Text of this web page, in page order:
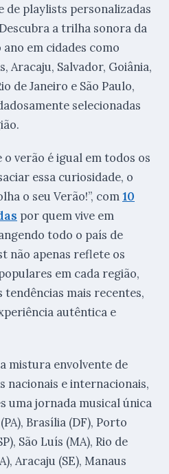
de playlists personalizadas
a trilha sonora da
em cidades como
Aracaju, Salvador, Goiânia,
de Janeiro e São Paulo,
selecionadas
verão é igual em todos os
essa curiosidade, o
o seu Verão!”, com10
por quem vive em
todo o país de
não apenas reflete os
em cada região,
tendências mais recentes,
autêntica e
mistura envolvente de
nacionais e internacionais,
uma jornada musical única
Brasília (DF), Porto
São Luís (MA), Rio de
Aracaju (SE), Manaus